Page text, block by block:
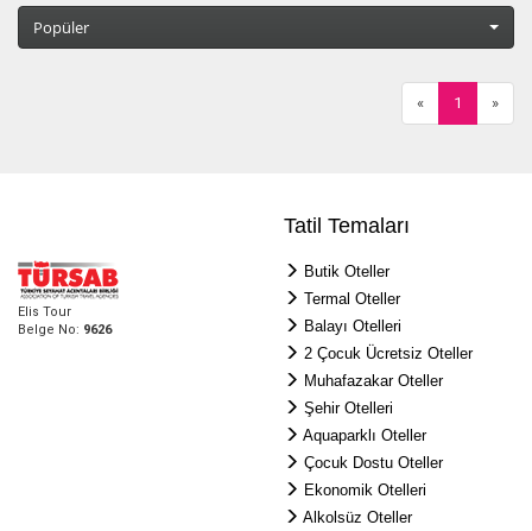
Popüler
« 1 »
Elis Tour
Belge No: 9626
Tatil Temaları
Butik Oteller
Termal Oteller
Balayı Otelleri
2 Çocuk Ücretsiz Oteller
Muhafazakar Oteller
Şehir Otelleri
Aquaparklı Oteller
Çocuk Dostu Oteller
Ekonomik Otelleri
Alkolsüz Oteller